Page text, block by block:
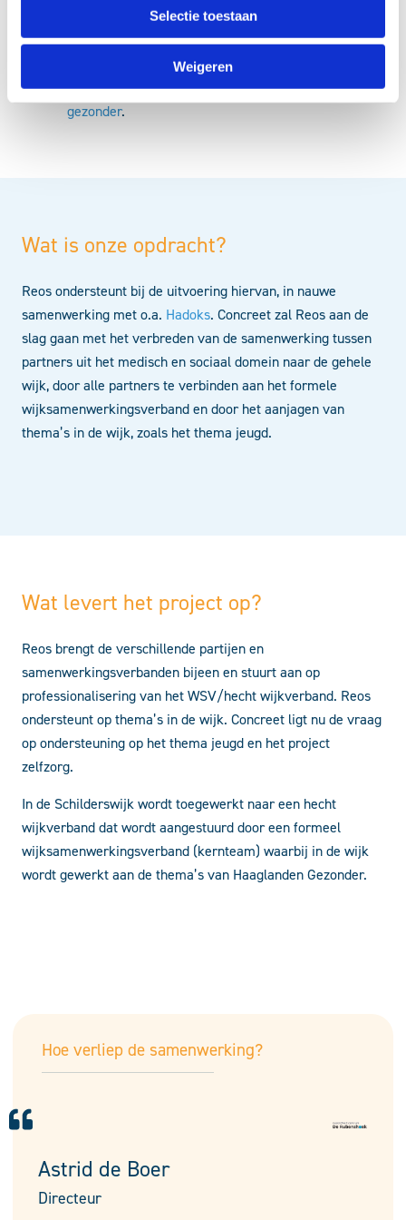
Selectie toestaan
Weigeren
disciplines in de wijk te betrekken en mandaat te
organiseren vanuit alle verschillende disciplines en
organisaties. Leidend hierin is het jaarplan van het
WSV, aansluitend op de thema’s vanHaaglanden
gezonder.
Wat is onze opdracht?
Reos ondersteunt bij de uitvoering hiervan, in nauwe
samenwerking met o.a. Hadoks. Concreet zal Reos aan de
slag gaan met het verbreden van de samenwerking tussen
partners uit het medisch en sociaal domein naar de gehele
wijk, door alle partners te verbinden aan het formele
wijksamenwerkingsverband en door het aanjagen van
thema’s in de wijk, zoals het thema jeugd.
Wat levert het project op?
Reos brengt de verschillende partijen en
samenwerkingsverbanden bijeen en stuurt aan op
professionalisering van het WSV/hecht wijkverband. Reos
ondersteunt op thema’s in de wijk. Concreet ligt nu de vraag
op ondersteuning op het thema jeugd en het project
zelfzorg.
In de Schilderswijk wordt toegewerkt naar een hecht
wijkverband dat wordt aangestuurd door een formeel
wijksamenwerkingsverband (kernteam) waarbij in de wijk
wordt gewerkt aan de thema’s van Haaglanden Gezonder.
Hoe verliep de samenwerking?
Astrid de Boer
Directeur